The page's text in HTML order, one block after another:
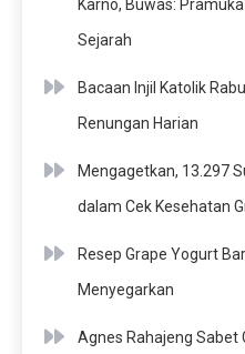
Karno, Buwas:
Sejarah
Bacaan Injil Katolik
Renungan Harian
Mengagetkan, 13.297
dalam Cek Kesehatan
Resep Grape Yogurt
Menyegarkan
Agnes Rahajeng Sabet